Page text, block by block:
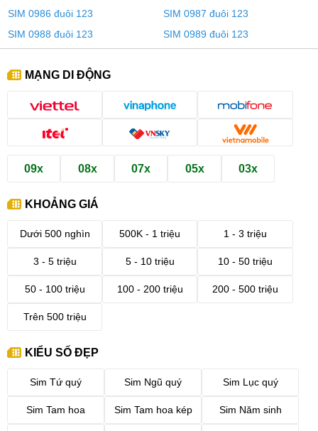
SIM 0986 đuôi 123
SIM 0987 đuôi 123
SIM 0988 đuôi 123
SIM 0989 đuôi 123
MẠNG DI ĐỘNG
09x 08x 07x 05x 03x
KHOẢNG GIÁ
Dưới 500 nghìn 500K - 1 triệu 1 - 3 triệu
3 - 5 triệu 5 - 10 triệu 10 - 50 triệu
50 - 100 triệu 100 - 200 triệu 200 - 500 triệu
Trên 500 triệu
KIỂU SỐ ĐẸP
Sim Tứ quý Sim Ngũ quý Sim Lục quý
Sim Tam hoa Sim Tam hoa kép Sim Năm sinh